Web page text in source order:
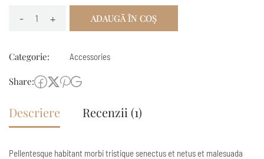
- + ADAUGĂ ÎN COȘ
Categorie: Accessories
Share:
Descriere Recenzii (1)
Pellentesque habitant morbi tristique senectus et netus et malesuada